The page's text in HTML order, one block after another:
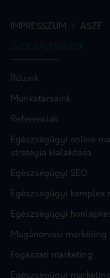
IMPRESSZUM ASZF
SZOLGÁLTATÁSOK
Rólunk
Munkatársaink
Referenciák
Egészségügyi online
stratégia kialakítása
Egészségügyi SEO
Egészségügyi komplex
Egészségügyi
Magánorvosi marketing
Fogászati marketing
Egészségügyi